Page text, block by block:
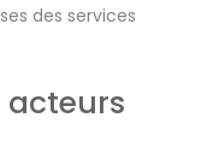
des services